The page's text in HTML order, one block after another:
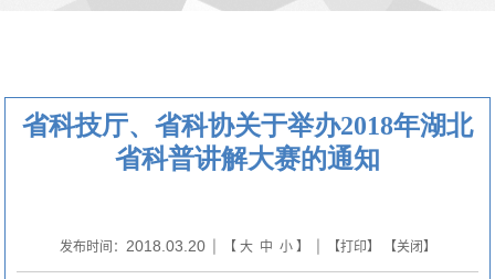
省科技厅、省科协关于举办2018年湖北
省科普讲解大赛的通知
发布时间： 2018.03.20| 【 大 中 小】 | 【打印】 【关闭】